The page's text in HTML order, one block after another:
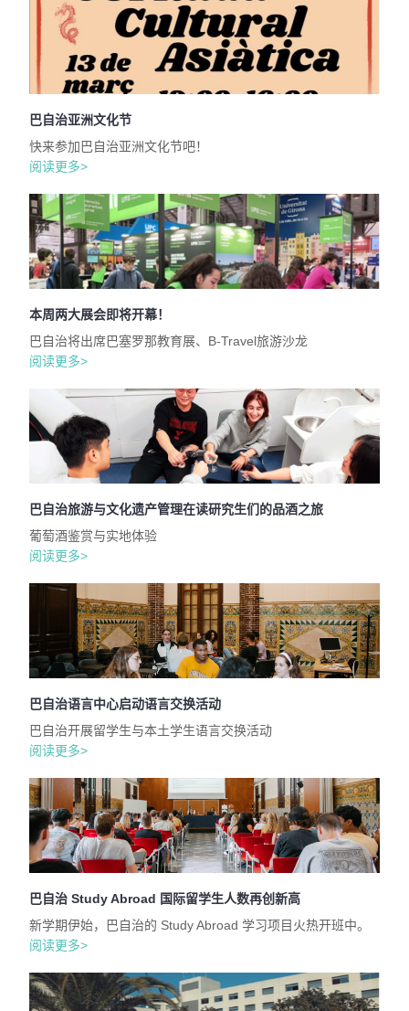
巴自治亚洲文化节
快来参加巴自治亚洲文化节吧！
阅读更多>
本周两大展会即将开幕！
巴自治将出席巴塞罗那教育展、B-Travel旅游沙龙
阅读更多>
巴自治旅游与文化遗产管理在读研究生们的品酒之旅
葡萄酒鉴赏与实地体验
阅读更多>
巴自治语言中心启动语言交换活动
巴自治开展留学生与本土学生语言交换活动
阅读更多>
巴自治 Study Abroad 国际留学生人数再创新高
新学期伊始，巴自治的 Study Abroad 学习项目火热开班中。
阅读更多>